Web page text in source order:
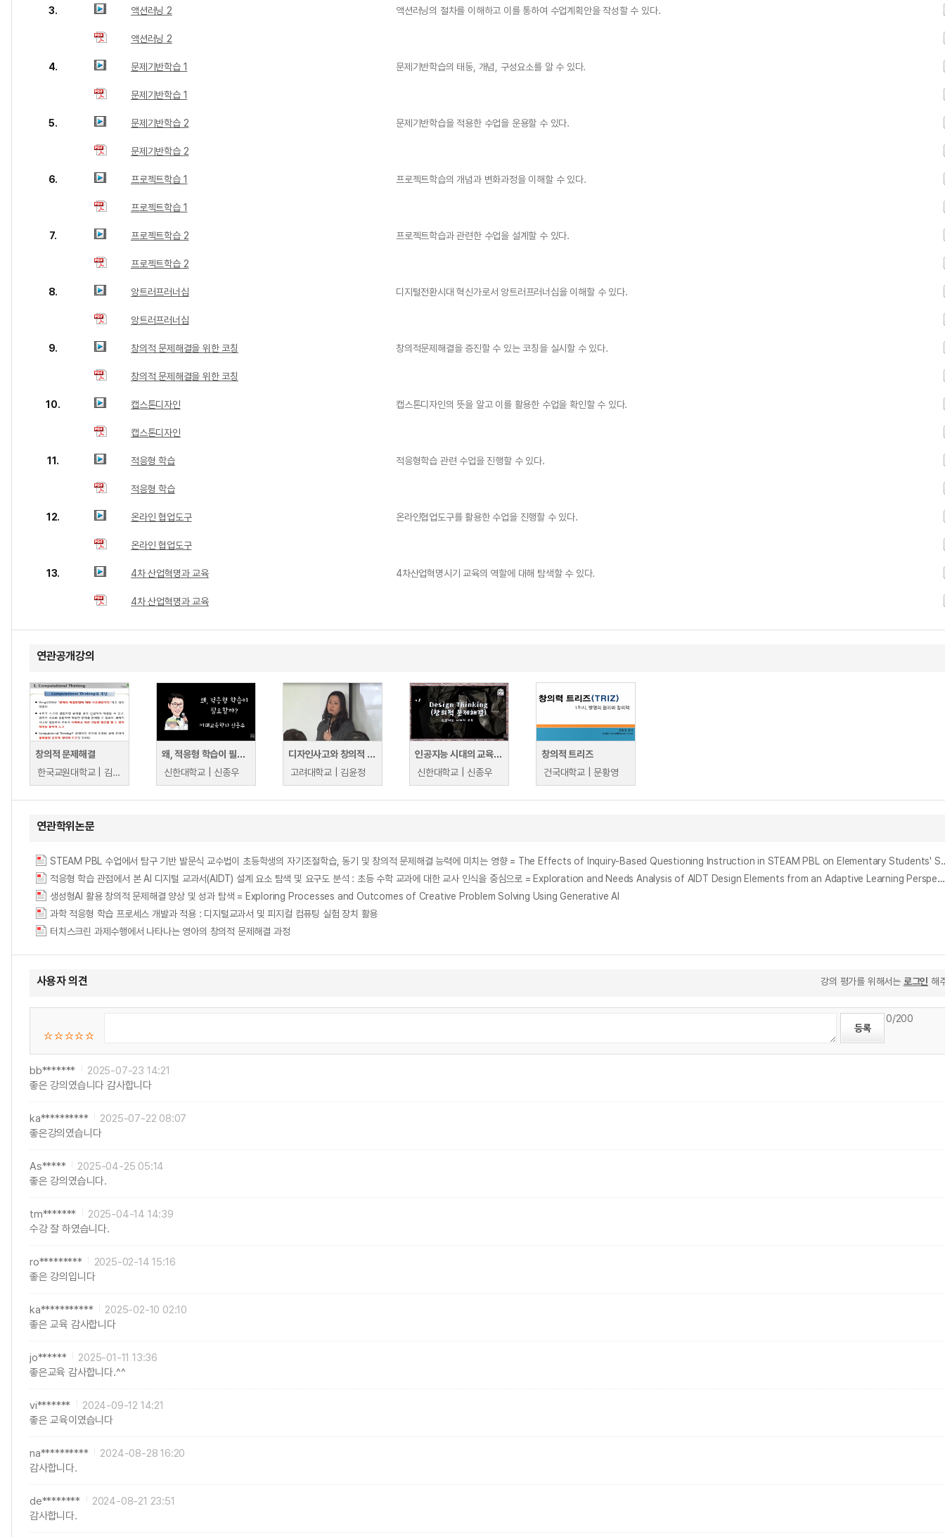
3. 액션러닝 2 액션러닝의 절차를 이해하고 이를 통하여 수업계획안을 작성할 수 있다.
액션러닝 2
4. 문제기반학습 1 문제기반학습의 태동, 개념, 구성요소를 알 수 있다.
문제기반학습 1
5. 문제기반학습 2 문제기반학습을 적용한 수업을 운용할 수 있다.
문제기반학습 2
6. 프로젝트학습 1 프로젝트학습의 개념과 변화과정을 이해할 수 있다.
프로젝트학습 1
7. 프로젝트학습 2 프로젝트학습과 관련한 수업을 설계할 수 있다.
프로젝트학습 2
8. 앙트러프러너십 디지털전환시대 혁신가로서 앙트러프러너십을 이해할 수 있다.
앙트러프러너십
9. 창의적 문제해결을 위한 코칭 창의적문제해결을 증진할 수 있는 코칭을 실시할 수 있다.
창의적 문제해결을 위한 코칭
10. 캡스톤디자인 캡스톤디자인의 뜻을 알고 이를 활용한 수업을 확인할 수 있다.
캡스톤디자인
11. 적응형 학습 적응형학습 관련 수업을 진행할 수 있다.
적응형 학습
12. 온라인 협업도구 온라인협업도구를 활용한 수업을 진행할 수 있다.
온라인 협업도구
13. 4차 산업혁명과 교육 4차산업혁명시기 교육의 역할에 대해 탐색할 수 있다.
4차 산업혁명과 교육
연관공개강의
창의적 문제해결
한국교원대학교 | 김성식
왜, 적응형 학습이 필요할까
신한대학교 | 신종우
디자인사고와 창의적 문제해결
고려대학교 | 김윤정
인공지능 시대의 교육은 Design Thinking(창의적 문제해결)
신한대학교 | 신종우
창의적 트리즈
건국대학교 | 문황영
연관학위논문
STEAM PBL 수업에서 탐구 기반 발문식 교수법이 초등학생의 자기조절학습, 동기 및 창의
적응형 학습 관점에서 본 AI 디지털 교과서(AIDT) 설계 요소 탐색 및 요구도 분석 : 초등 수학 교과에 대한 교사 인식을 중심으로 = Exploration and Needs Analysis of AIDT Design Elements from an Adaptive Learning Perspective : Focusing on Teacher Perceptions of Primary Mathematics
생성형AI 활용 창의적 문제해결 양상 및 성과 탐색 = Exploring Processes and Outcomes of Creative Problem Solving Using Generative AI
과학 적응형 학습 프로세스 개발과 적용 : 디지털교과서 및 피지컬 컴퓨팅 실험 장치 활용
터치스크린 과제수행에서 나타나는 영아의 창의적 문제해결 과정
사용자 의견 강의 평가를 위해서는 로그인 해
0/200
bb*******
2025-07-23 14:21
좋은 강의였습니다 감사합니다
ka**********
2025-07-22 08:07
좋은강의였습니다
As*****
2025-04-25 05:14
좋은 강의였습니다.
tm*******
2025-04-14 14:39
수강 잘 하였습니다.
ro*********
2025-02-14 15:16
좋은 강의입니다
ka***********
2025-02-10 02:10
좋은 교육 감사합니다
jo******
2025-01-11 13:36
좋은교육 감사합니다.^^
vi*******
2024-09-12 14:21
좋은 교육이였습니다
na**********
2024-08-28 16:20
감사합니다.
de********
2024-08-21 23:51
감사합니다.